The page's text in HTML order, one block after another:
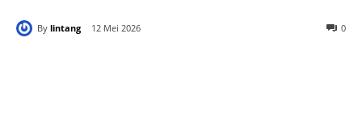
By lintang 12 Mei 2026 0